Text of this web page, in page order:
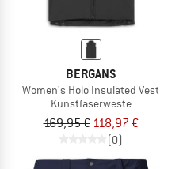
BERGANS
Women's Holo Insulated Vest
Kunstfaserweste
169,95 € 118,97 €
(0)